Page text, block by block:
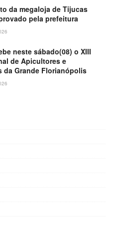
da megaloja de Tijucas
pela prefeitura
neste sábado(08) o XIII
de Apicultores e
da Grande Florianópolis